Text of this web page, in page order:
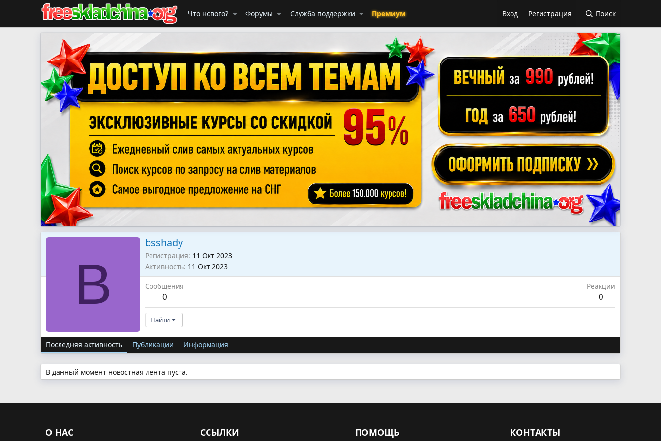
Что нового? Форумы Служба поддержки Премиум Вход Регистрация Поиск
B
bsshady
Регистрация 11 Окт 2023
Активность 11 Окт 2023
Сообщения
0
Реакции
0
Найти
Последняя активность Публикации Информация
В данный момент новостная лента пуста.
О НАС ССЫЛКИ ПОМОЩЬ КОНТАКТЫ